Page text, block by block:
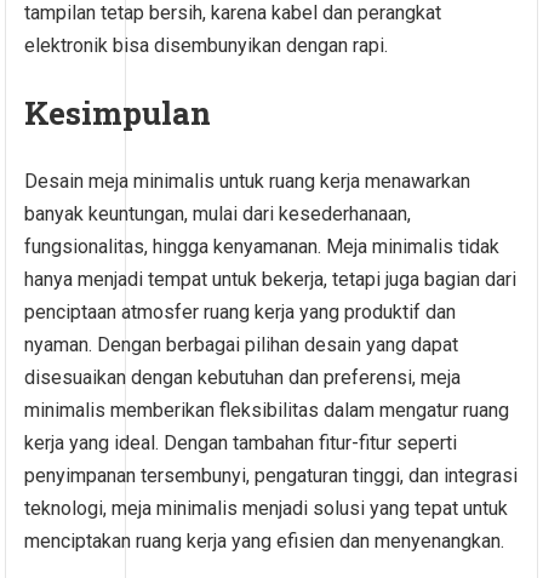
tampilan tetap bersih, karena kabel dan perangkat
elektronik bisa disembunyikan dengan rapi.
Kesimpulan
Desain meja minimalis untuk ruang kerja menawarkan
banyak keuntungan, mulai dari kesederhanaan,
fungsionalitas, hingga kenyamanan. Meja minimalis tidak
hanya menjadi tempat untuk bekerja, tetapi juga bagian dari
penciptaan atmosfer ruang kerja yang produktif dan
nyaman. Dengan berbagai pilihan desain yang dapat
disesuaikan dengan kebutuhan dan preferensi, meja
minimalis memberikan fleksibilitas dalam mengatur ruang
kerja yang ideal. Dengan tambahan fitur-fitur seperti
penyimpanan tersembunyi, pengaturan tinggi, dan integrasi
teknologi, meja minimalis menjadi solusi yang tepat untuk
menciptakan ruang kerja yang efisien dan menyenangkan.